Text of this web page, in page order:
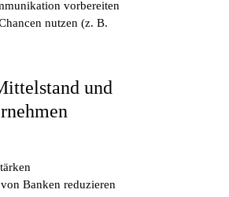
vorbereiten
nutzen (z. B.
und
Banken reduzieren